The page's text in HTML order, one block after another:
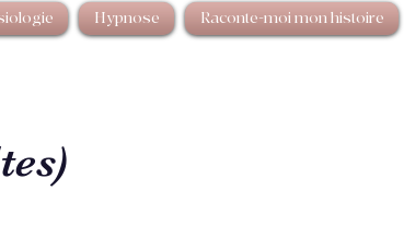
Hypnose Raconte-moi mon histoire